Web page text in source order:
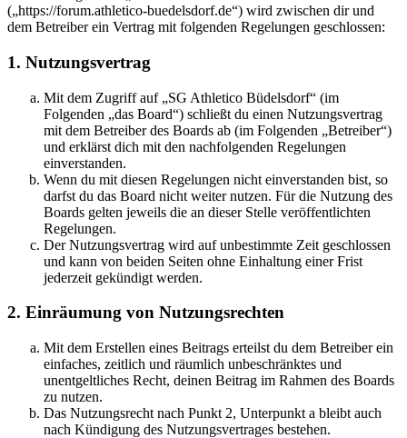
(„https://forum.athletico-buedelsdorf.de“) wird zwischen dir und
dem Betreiber ein Vertrag mit folgenden Regelungen geschlossen:
1. Nutzungsvertrag
Mit dem Zugriff auf „SG Athletico Büdelsdorf“ (im
Folgenden „das Board“) schließt du einen Nutzungsvertrag
mit dem Betreiber des Boards ab (im Folgenden „Betreiber“)
und erklärst dich mit den nachfolgenden Regelungen
einverstanden.
Wenn du mit diesen Regelungen nicht einverstanden bist, so
darfst du das Board nicht weiter nutzen. Für die Nutzung des
Boards gelten jeweils die an dieser Stelle veröffentlichten
Regelungen.
Der Nutzungsvertrag wird auf unbestimmte Zeit geschlossen
und kann von beiden Seiten ohne Einhaltung einer Frist
jederzeit gekündigt werden.
2. Einräumung von Nutzungsrechten
Mit dem Erstellen eines Beitrags erteilst du dem Betreiber ein
einfaches, zeitlich und räumlich unbeschränktes und
unentgeltliches Recht, deinen Beitrag im Rahmen des Boards
zu nutzen.
Das Nutzungsrecht nach Punkt 2, Unterpunkt a bleibt auch
nach Kündigung des Nutzungsvertrages bestehen.